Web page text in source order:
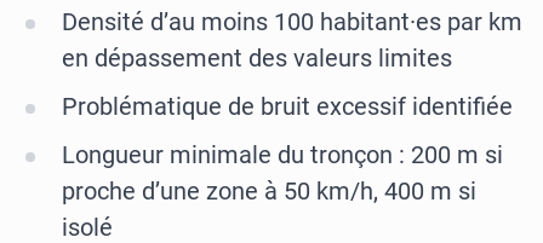
Densité d’au moins 100 habitant·es par km
en dépassement des valeurs limites
Problématique de bruit excessif identifiée
Longueur minimale du tronçon : 200 m si
proche d’une zone à 50 km/h, 400 m si
isolé